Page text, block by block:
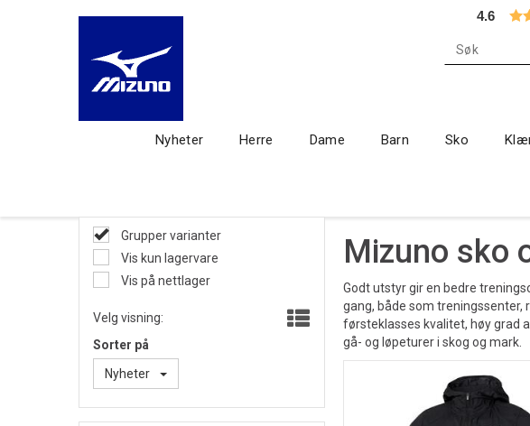
4.6
Nyheter Herre Dame Barn Sko
Grupper varianter
Vis kun lagervare
Vis på nettlager
Velg visning:
Sorter på
Nyheter
Mizuno sko
Godt utstyr gir en bedre
gang, både som
førsteklasses kvalitet, høy grad
gå- og løpeturer i skog og mark.